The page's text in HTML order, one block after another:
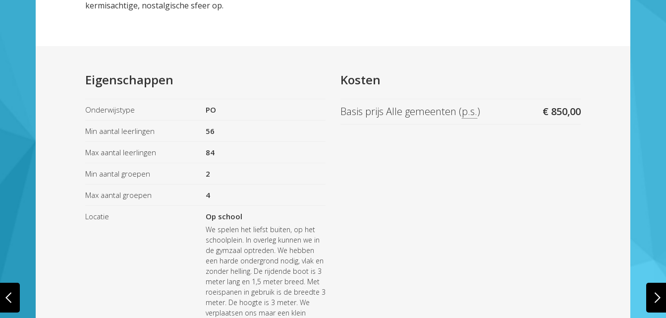
kermisachtige, nostalgische sfeer op.
Eigenschappen
Onderwijstype PO
Min aantal leerlingen 56
Max aantal leerlingen 84
Min aantal groepen 2
Max aantal groepen 4
Locatie Op school
We spelen het liefst buiten, op het
schoolplein. In overleg kunnen we in
de gymzaal optreden. We hebben
een harde ondergrond nodig, vlak en
zonder helling. De rijdende boot is 3
meter lang en 1,5 meter breed. Met
roeispanen in gebruik is de breedte 3
meter. De hoogte is 3 meter. We
verplaatsen ons maar een klein
Kosten
Basis prijs Alle gemeenten (p.s.) € 850,00